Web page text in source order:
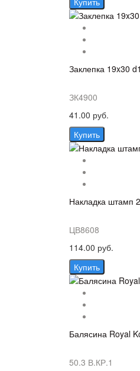
Заклепка 19x30
ЗК4900
41.00 руб.
Купить
Накладка штамп
ЦВ8608
114.00 руб.
Купить
Балясина Royal
50.3 В.КР.1